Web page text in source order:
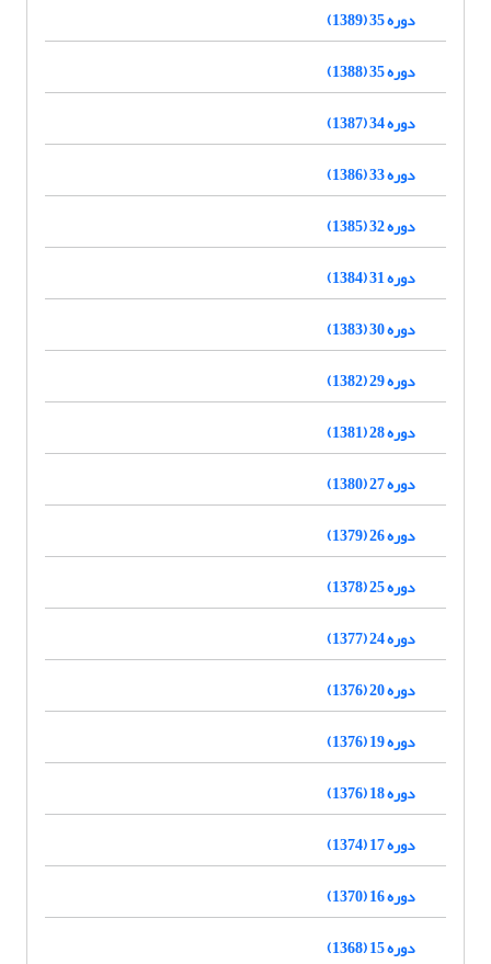
دوره 35 (1389)
دوره 35 (1388)
دوره 34 (1387)
دوره 33 (1386)
دوره 32 (1385)
دوره 31 (1384)
دوره 30 (1383)
دوره 29 (1382)
دوره 28 (1381)
دوره 27 (1380)
دوره 26 (1379)
دوره 25 (1378)
دوره 24 (1377)
دوره 20 (1376)
دوره 19 (1376)
دوره 18 (1376)
دوره 17 (1374)
دوره 16 (1370)
دوره 15 (1368)